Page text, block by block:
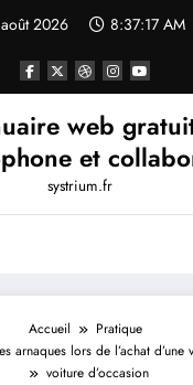
2026 8:37:18 AM
web
et
systrium.fr
Accueil
Pratique
arnaques lors de l’achat d’une
voiture d’occasion